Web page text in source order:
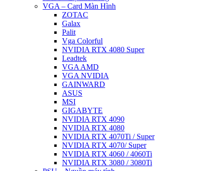
VGA – Card Màn Hình
ZOTAC
Galax
Palit
Vga Colorful
NVIDIA RTX 4080 Super
Leadtek
VGA AMD
VGA NVIDIA
GAINWARD
ASUS
MSI
GIGABYTE
NVIDIA RTX 4090
NVIDIA RTX 4080
NVIDIA RTX 4070Ti / Super
NVIDIA RTX 4070/ Super
NVIDIA RTX 4060 / 4060Ti
NVIDIA RTX 3080 / 3080Ti